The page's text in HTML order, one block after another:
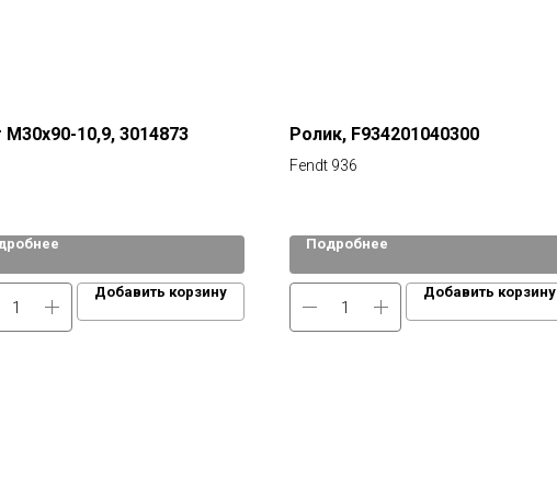
М30х90-10,9, 3014873
Добавить корзину
Ролик, F934201040300
Fendt 936
Подробнее
Добавить корзину